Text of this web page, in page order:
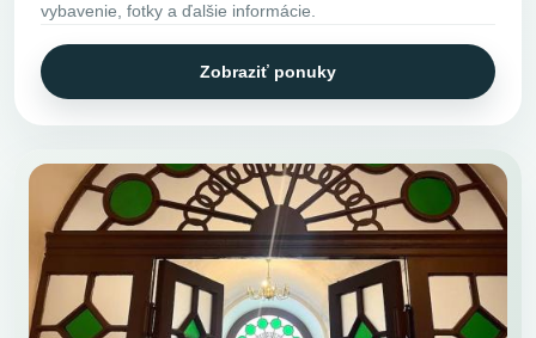
vybavenie, fotky a ďalšie informácie.
Zobraziť ponuky